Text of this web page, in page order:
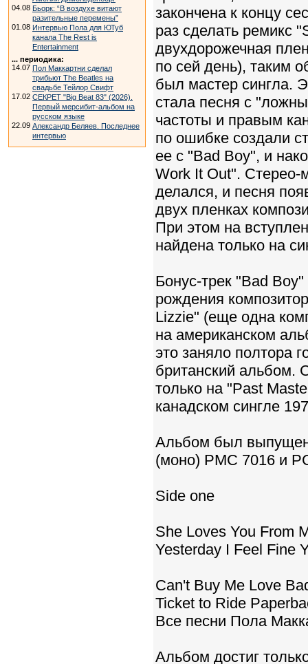
04.08 Бьорк: “В воздухе витают
разительные перемены”
01.08 Интервью Пола для ЮТуб
канала The Rest is
Entertainment
... периодика:
14.07 Пол Маккартни сделал
трибьют The Beatles на
свадьбе Тейлор Свифт
17.02 СЕКРЕТ "Big Beat 83" (2026).
Первый мерсибит-альбом на
русском языке
22.09 Александр Беляев. Последнее
интервью
закончена к концу
раз сделать ремикс
двухдорожечная
по сей день), таким
был мастер сингла.
стала песня с
частоты и правым
по ошибке создали
ее с "Bad Boy", и
Work It Out". Стерео-
делался, и песня
двух пленках
При этом на
найдена только на
Бонус-трек "Bad
рождения
Lizzie" (еще одна
на американском
это заняло полтора
британский альбом.
только на "Past
канадском сингле
Альбом был выпущен
(моно) PMC 7016 и
Side one
She Loves You From
Yesterday I Feel Fine
Can't Buy Me Love
Ticket to Ride
Все песни Пола
Альбом достиг